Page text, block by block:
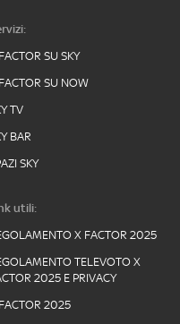
SU SKY
SU NOW
TV
BAR
SKY
utili:
X FACTOR 2025
TELEVOTO X
2025 E PRIVACY
2025